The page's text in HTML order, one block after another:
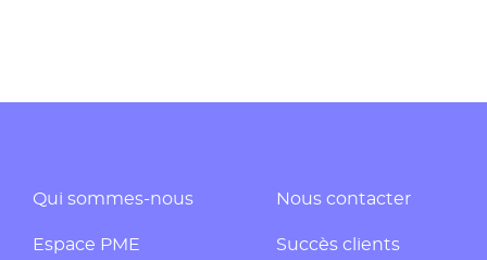
Qui sommes-nous
Espace PME
Nous contacter
Succès clients